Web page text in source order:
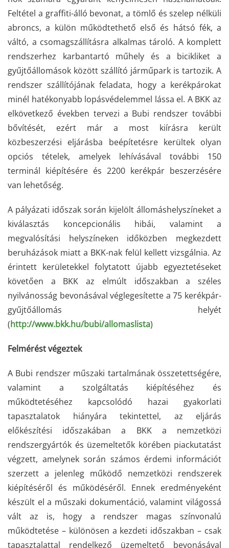
Feltétel a graffiti-álló bevonat, a tömlő és szelep nélküli
abroncs, a külön működtethető első és hátsó fék, a
váltó, a csomagszállításra alkalmas tároló. A komplett
rendszerhez karbantartó műhely és a bicikliket a
gyűjtőállomások között szállító járműpark is tartozik. A
rendszer szállítójának feladata, hogy a kerékpárokat
minél hatékonyabb lopásvédelemmel lássa el. A BKK az
elkövetkező években tervezi a Bubi rendszer további
bővítését, ezért már a most kiírásra került
közbeszerzési eljárásba beépítetésre kerültek olyan
opciós tételek, amelyek lehívásával további 150
terminál kiépítésére és 2200 kerékpár beszerzésére
van lehetőség.
A pályázati időszak során kijelölt állomáshelyszíneket a
kiválasztás koncepcionális hibái, valamint a
megvalósítási helyszíneken időközben megkezdett
beruházások miatt a BKK-nak felül kellett vizsgálnia. Az
érintett kerületekkel folytatott újabb egyeztetéseket
követően a BKK az elmúlt időszakban a széles
nyilvánosság bevonásával véglegesítette a 75 kerékpár-
gyűjtőállomás helyét
(http://www.bkk.hu/bubi/allomaslista)
Felmérést végeztek
A Bubi rendszer műszaki tartalmának összetettségére,
valamint a szolgáltatás kiépítéséhez és
működtetéséhez kapcsolódó hazai gyakorlati
tapasztalatok hiányára tekintettel, az eljárás
előkészítési időszakában a BKK a nemzetközi
rendszergyártók és üzemeltetők körében piackutatást
végzett, amelynek során számos érdemi információt
szerzett a jelenleg működő nemzetközi rendszerek
kiépítéséről és működéséről. Ennek eredményeként
készült el a műszaki dokumentáció, valamint világossá
vált az is, hogy a rendszer magas színvonalú
működtetése – különösen a kezdeti időszakban – csak
tapasztalattal rendelkező üzemeltető bevonásával